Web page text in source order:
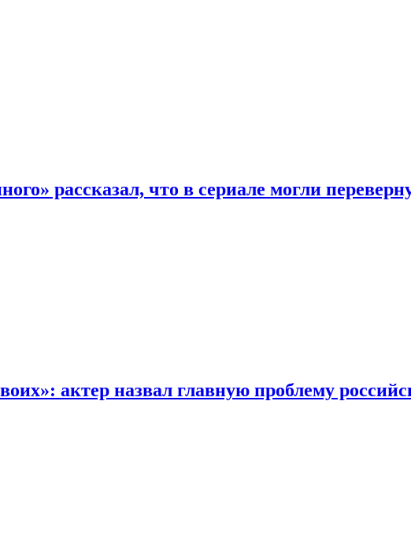
рассказал, что в сериале могли
актер назвал главную проблему